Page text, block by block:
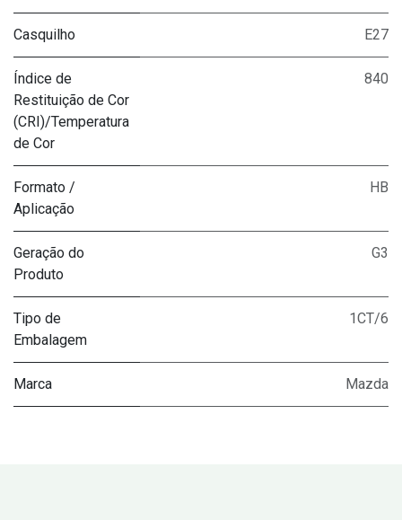
Casquilho E27
Índice de
Restituição de Cor
(CRI)/Temperatura
de Cor
840
Formato /
Aplicação
HB
Geração do
Produto
G3
Tipo de
Embalagem
1CT/6
Marca Mazda